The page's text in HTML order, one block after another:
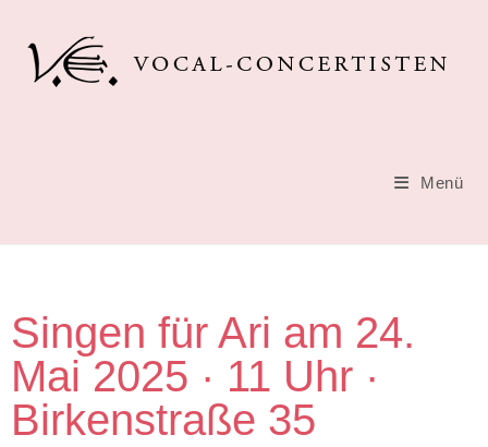
Menü
Singen für Ari am 24.
Mai 2025 · 11 Uhr ·
Birkenstraße 35